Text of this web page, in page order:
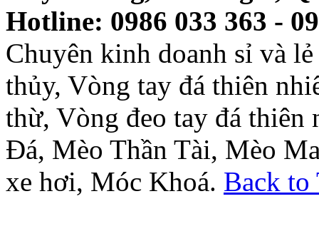
Hotline: 0986 033 363 -
Chuyên kinh doanh sỉ và
thủy, Vòng tay đá thiên
thừ, Vòng đeo tay đá thiên
Đá, Mèo Thần Tài, Mèo
xe hơi, Móc Khoá. Back to